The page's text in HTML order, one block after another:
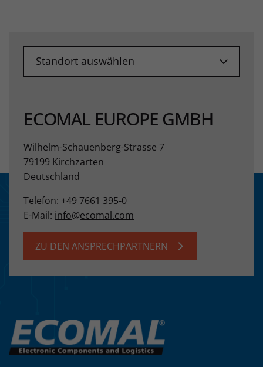
Standort auswählen
ECOMAL EUROPE GMBH
Wilhelm-Schauenberg-Strasse 7
79199 Kirchzarten
Deutschland
Telefon: +49 7661 395-0
E-Mail: info@ecomal.com
ZU DEN ANSPRECHPARTNERN